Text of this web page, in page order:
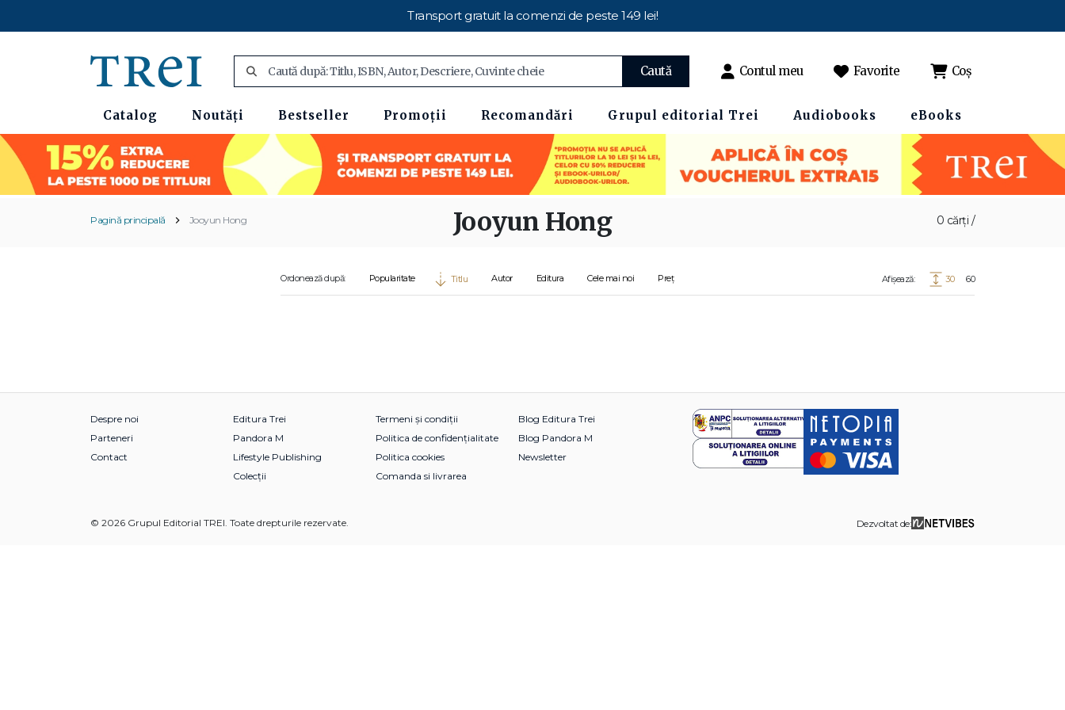
Transport gratuit la comenzi de peste 149 lei!
Caută Contul meu Favorite Coș
Catalog Noutăți Bestseller Promoții Recomandări Grupul editorial Trei Audiobooks eBooks
Pagină principală Jooyun Hong 0 cărți /
Jooyun Hong
Ordonează după: Popularitate Titlu Autor Editura Cele mai noi Preț Afișează: 30 60
Despre noi
Parteneri
Contact
Editura Trei
Pandora M
Lifestyle Publishing
Colecții
Termeni și condiții
Politica de confidențialitate
Politica cookies
Comanda si livrarea
Blog Editura Trei
Blog Pandora M
Newsletter
© 2026 Grupul Editorial TREI. Toate drepturile rezervate. Dezvoltat de: